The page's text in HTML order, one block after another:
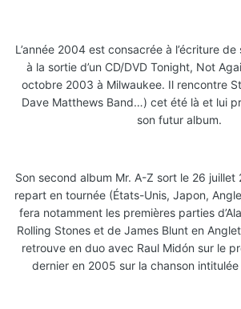
L’année 2004 est consacrée à l’écriture
à la sortie d’un CD/DVD Tonight, Not
octobre 2003 à Milwaukee. Il rencontre
Dave Matthews Band…) cet été là et lui
son futur album.
Son second album Mr. A-Z sort le 26
repart en tournée (États-Unis, Japon,
fera notamment les premières parties
Rolling Stones et de James Blunt en
retrouve en duo avec Raul Midón sur le
dernier en 2005 sur la chanson